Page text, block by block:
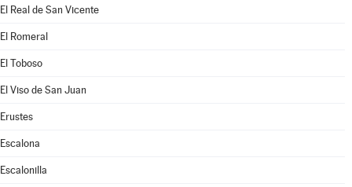
El Real de San Vicente
El Romeral
El Toboso
El Viso de San Juan
Erustes
Escalona
Escalonilla